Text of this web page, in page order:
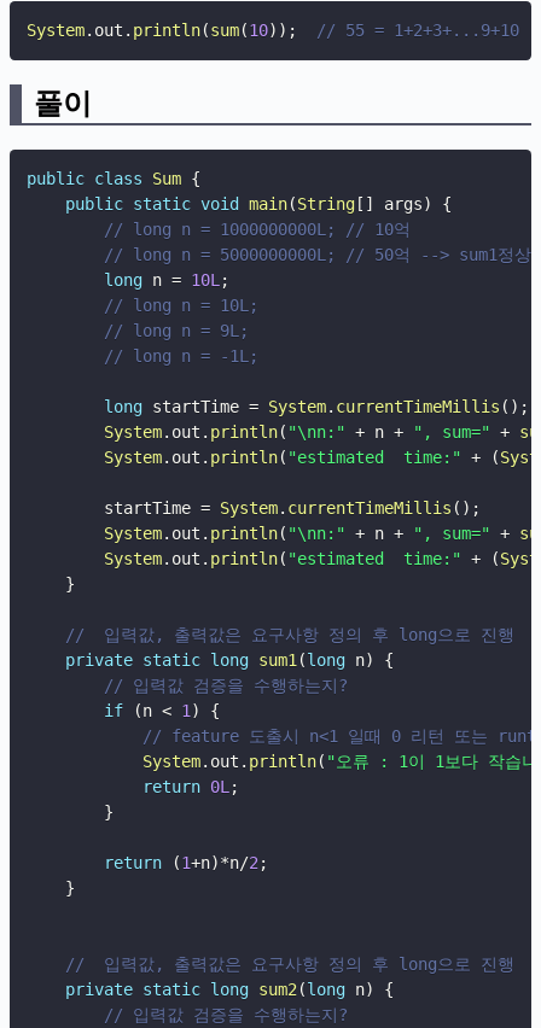
System. out . println(sum(10) ) ; // 55 = 1+2+3+...9+10
풀이
public class Sum {
public static void main(String[ ] args)
{
// long n = 1000000000L; // 10억
// long n = 5000000000L; // 50억 --> sum1정상
long n = 10L ;
// long n = 10L;
// long n = 9L;
// long n = -1L;
long startTime = System. currentTimeMillis ( ) ;
System. out . println( "\nn:" + n + ", sum=" +
System. out . println( "estimated  time:" + (
        startTime
= System. currentTimeMillis ( ) ;
System. out . println( "\nn:" + n + ", sum=" +
System. out . println( "estimated  time:" + (
}
//  입력값, 출력값은 요구사항 정의 후 long으로 진행
private static long sum1 (long n)
{
// 입력값 검증을 수행하는지?
if
(n < 1 )
{
// feature 도출시 n<1 일때 0 리턴 또는
System. out . println( "오류 : 1이 1보다 작습
return 0L ;
}
return (1+n)*n/2 ;
}
//  입력값, 출력값은 요구사항 정의 후 long으로 진행
private static long sum2 (long n)
{
// 입력값 검증을 수행하는지?